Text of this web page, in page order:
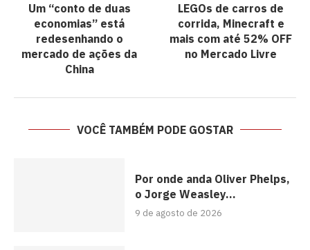
Um “conto de duas
economias” está
redesenhando o
mercado de ações da
China
LEGOs de carros de
corrida, Minecraft e
mais com até 52% OFF
no Mercado Livre
VOCÊ TAMBÉM PODE GOSTAR
Por onde anda Oliver Phelps,
o Jorge Weasley...
9 de agosto de 2026